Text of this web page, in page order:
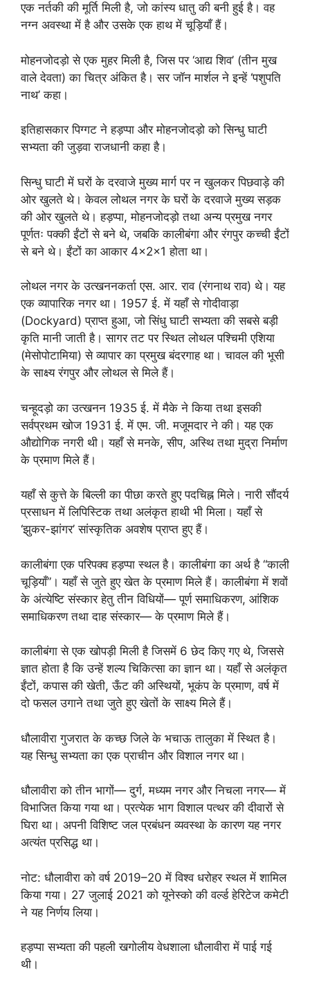
एक नर्तकी की मूर्ति मिली है, जो कांस्य धातु की बनी हुई है। वह
नग्न अवस्था में है और उसके एक हाथ में चूड़ियाँ हैं।
मोहनजोदड़ो से एक मुहर मिली है, जिस पर ‘आद्य शिव’ (तीन मुख
वाले देवता) का चित्र अंकित है। सर जॉन मार्शल ने इन्हें ‘पशुपति
नाथ’ कहा।
इतिहासकार पिग्गट ने हड़प्पा और मोहनजोदड़ो को सिन्धु घाटी
सभ्यता की जुड़वा राजधानी कहा है।
सिन्धु घाटी में घरों के दरवाजे मुख्य मार्ग पर न खुलकर पिछवाड़े की
ओर खुलते थे। केवल लोथल नगर के घरों के दरवाजे मुख्य सड़क
की ओर खुलते थे। हड़प्पा, मोहनजोदड़ो तथा अन्य प्रमुख नगर
पूर्णतः पक्की ईंटों से बने थे, जबकि कालीबंगा और रंगपुर कच्ची ईंटों
से बने थे। ईंटों का आकार 4×2×1 होता था।
लोथल नगर के उत्खननकर्ता एस. आर. राव (रंगनाथ राव) थे। यह
एक व्यापारिक नगर था। 1957 ई. में यहाँ से गोदीवाड़ा
(Dockyard) प्राप्त हुआ, जो सिंधु घाटी सभ्यता की सबसे बड़ी
कृति मानी जाती है। सागर तट पर स्थित लोथल पश्चिमी एशिया
(मेसोपोटामिया) से व्यापार का प्रमुख बंदरगाह था। चावल की भूसी
के साक्ष्य रंगपुर और लोथल से मिले हैं।
चन्हूदड़ो का उत्खनन 1935 ई. में मैके ने किया तथा इसकी
सर्वप्रथम खोज 1931 ई. में एम. जी. मजूमदार ने की। यह एक
औद्योगिक नगरी थी। यहाँ से मनके, सीप, अस्थि तथा मुद्रा निर्माण
के प्रमाण मिले हैं।
यहाँ से कुत्ते के बिल्ली का पीछा करते हुए पदचिह्न मिले। नारी सौंदर्य
प्रसाधन में लिपिस्टिक तथा अलंकृत हाथी भी मिला। यहाँ से
‘झुकर-झांगर’ सांस्कृतिक अवशेष प्राप्त हुए हैं।
कालीबंगा एक परिपक्व हड़प्पा स्थल है। कालीबंगा का अर्थ है “काली
चूड़ियाँ”। यहाँ से जुते हुए खेत के प्रमाण मिले हैं। कालीबंगा में शवों
के अंत्येष्टि संस्कार हेतु तीन विधियों— पूर्ण समाधिकरण, आंशिक
समाधिकरण तथा दाह संस्कार— के प्रमाण मिले हैं।
कालीबंगा से एक खोपड़ी मिली है जिसमें 6 छेद किए गए थे, जिससे
ज्ञात होता है कि उन्हें शल्य चिकित्सा का ज्ञान था। यहाँ से अलंकृत
ईंटों, कपास की खेती, ऊँट की अस्थियों, भूकंप के प्रमाण, वर्ष में
दो फसल उगाने तथा जुते हुए खेतों के साक्ष्य मिले हैं।
धौलावीरा गुजरात के कच्छ जिले के भचाऊ तालुका में स्थित है।
यह सिन्धु सभ्यता का एक प्राचीन और विशाल नगर था।
धौलावीरा को तीन भागों— दुर्ग, मध्यम नगर और निचला नगर— में
विभाजित किया गया था। प्रत्येक भाग विशाल पत्थर की दीवारों से
घिरा था। अपनी विशिष्ट जल प्रबंधन व्यवस्था के कारण यह नगर
अत्यंत प्रसिद्ध था।
नोट: धौलावीरा को वर्ष 2019–20 में विश्व धरोहर स्थल में शामिल
किया गया। 27 जुलाई 2021 को यूनेस्को की वर्ल्ड हेरिटेज कमेटी
ने यह निर्णय लिया।
हड़प्पा सभ्यता की पहली खगोलीय वेधशाला धौलावीरा में पाई गई
थी।